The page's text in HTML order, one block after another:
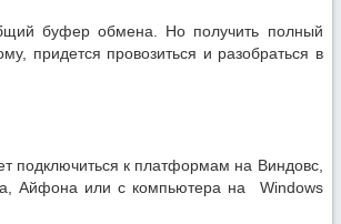
буфер обмена. Но получить полный
придется провозиться и разобраться в
подключиться к платформам на Виндовс,
Айфона или с компьютера на Windows